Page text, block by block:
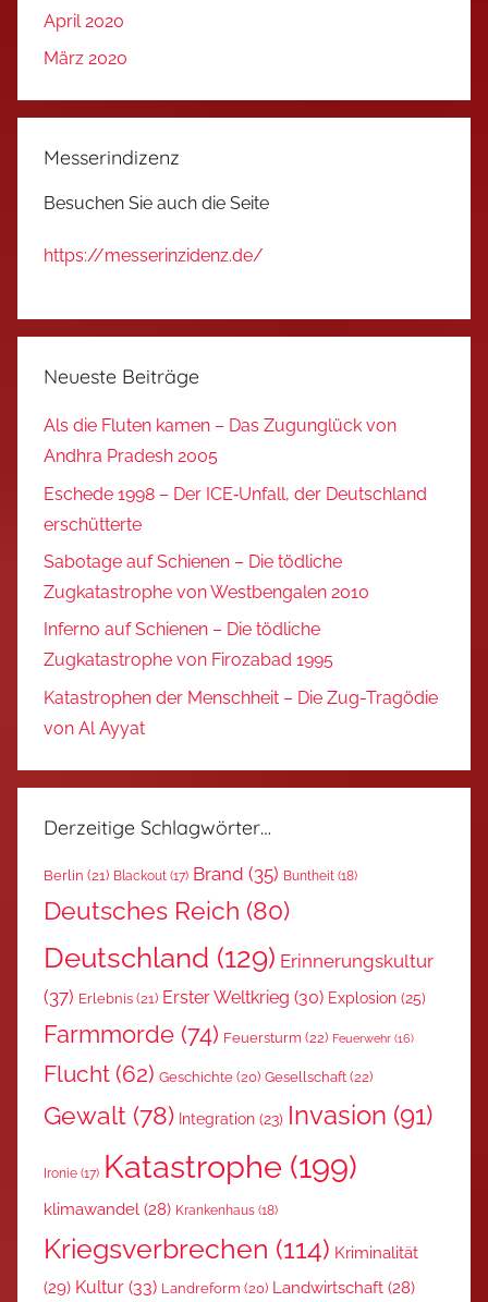
April 2020
März 2020
Messerindizenz
Besuchen Sie auch die Seite
https://messerinzidenz.de/
Neueste Beiträge
Als die Fluten kamen – Das Zugunglück von
Andhra Pradesh 2005
Eschede 1998 – Der ICE‑Unfall, der Deutschland
erschütterte
Sabotage auf Schienen – Die tödliche
Zugkatastrophe von Westbengalen 2010
Inferno auf Schienen – Die tödliche
Zugkatastrophe von Firozabad 1995
Katastrophen der Menschheit – Die Zug-Tragödie
von Al Ayyat
Derzeitige Schlagwörter…
Berlin (21) Blackout (17) Brand (35) Buntheit (18)
Deutsches Reich (80)
Deutschland (129) Erinnerungskultur
(37) Erlebnis (21) Erster Weltkrieg (30) Explosion (25)
Farmmorde (74) Feuersturm (22) Feuerwehr (16)
Flucht (62) Geschichte (20) Gesellschaft(22)
Gewalt (78) Integration (23) Invasion (91)
Ironie (17) Katastrophe (199)
klimawandel (28) Krankenhaus (18)
Kriegsverbrechen (114) Kriminalität
(29) Kultur (33) Landreform (20) Landwirtschaft (28)